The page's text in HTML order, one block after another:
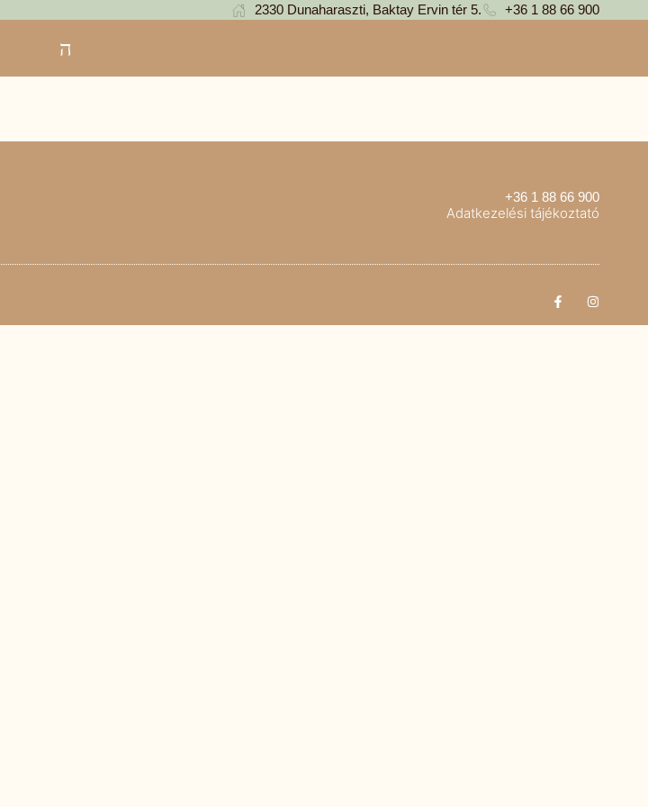
2330 Dunaharaszti, Baktay Ervin tér 5. +36 1 88 66 900
+36 1 88 66 900
Adatkezelési tájékoztató